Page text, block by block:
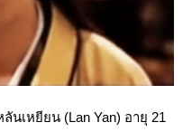
นเหยียน (Lan Yan) อายุ 21